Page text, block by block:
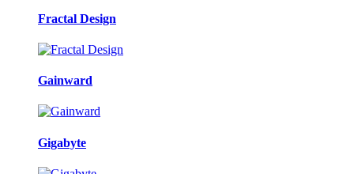
Fractal Design
Gainward
Gigabyte